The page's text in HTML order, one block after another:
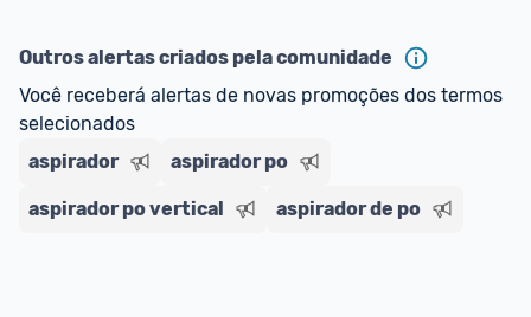
Outros alertas criados pela comunidade
Você receberá alertas de novas promoções dos termos
selecionados
aspirador
aspirador po
aspirador po vertical aspirador de po